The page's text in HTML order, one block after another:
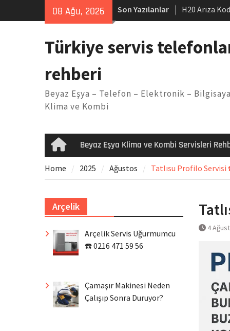
08 Ağu, 2026 Son Yazılanlar
H20 Arıza
makinesi
Arçelik
Ferroli klima
Türkiye servis
rehberi
Beyaz Eşya – Telefon – Elektronik –
Klima ve Kombi
HomeBeyaz Eşya Klima ve Kombi Servisleri
Home 2025 Ağustos Tatlısu Profilo Servisi
4
Arçelik
Arçelik Servis Uğurmumcu
☎️ 0216 471 59 56
Çamaşır Makinesi Neden
Çalışıp Sonra Duruyor?